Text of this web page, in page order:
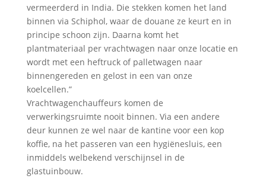
vermeerderd in India. Die stekken komen het land
binnen via Schiphol, waar de douane ze keurt en in
principe schoon zijn. Daarna komt het
plantmateriaal per vrachtwagen naar onze locatie en
wordt met een heftruck of palletwagen naar
binnengereden en gelost in een van onze
koelcellen.”
Vrachtwagenchauffeurs komen de
verwerkingsruimte nooit binnen. Via een andere
deur kunnen ze wel naar de kantine voor een kop
koffie, na het passeren van een hygiënesluis, een
inmiddels welbekend verschijnsel in de
glastuinbouw.